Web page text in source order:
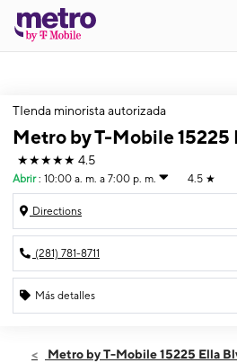
TIenda minorista autorizada
Metro by T-Mobile 15225
★★★★★ 4.5
Abrir : 10:00 a. m. a 7:00 p. m. 4.5 ★
Directions
(281) 781-8711
Más detalles
Jueves:10:00 a. m. a 7:00 p. m.
Metro by T-Mobile 15225 Ella